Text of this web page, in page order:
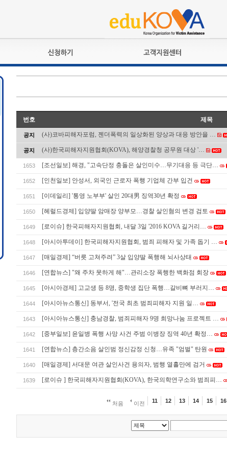
교육훈련
자격심사
자격복원
공지사항
규정ㆍ양식
번호 제목
공지 (사)코바피해자포럼, 젠더폭력의 일상화된 양상과 대응 방안을 …
공지 (사)한국피해자지원협회(KOVA), 해양경찰청 공무원 대상 '…
1653 [조선일보] 해경, "고속단정 충돌은 살인미수…무기대응 등 극단…
1652 [인천일보] 안성서, 외국인 근로자 폭행 기업체 간부 입건
1651 [이데일리] '통영 노부부' 살인 20대男 징역30년 확정
1650 [헤럴드경제] 입양딸 암매장 양부모…경찰 살인혐의 변경 검토
1649 [로이슈] 한국피해자지원협회, 내달 3일 '2016 KOVA 길거리…
1648 [아시아투데이] 한국피해자지원협회, 범죄 피해자 및 가족 돕기 …
1647 [매일경제] “버릇 고쳐주려” 3살 입양딸 폭행해 뇌사상태
1646 [연합뉴스] "왜 주차 못하게 해"…관리소장 폭행한 백화점 회장
1645 [아시아경제] 고교생 등 8명, 중학생 집단 폭행…갈비뼈 부러지…
1644 [아시아뉴스통신] 동부서, '전국 최초 범죄피해자 지원 일…
1643 [아시아뉴스통신] 충남경찰, 범죄피해자 9명 희망나눔 프로젝트 …
1642 [중부일보] 윤일병 폭행 사망 사건 주범 이병장 징역 40년 확정…
1641 [연합뉴스] 층간소음 살인범 정신감정 신청…유족 "엄벌" 탄원
1640 [매일경제] 서대문 여관 살인사건 용의자, 범행 열흘만에 검거
1639 [로이슈 ] 한국피해자지원협회(KOVA), 한국의학연구소와 범죄피…
처음 이전 11 12 13 14 15 16